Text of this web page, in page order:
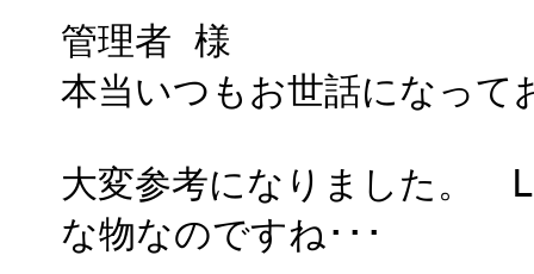
管理者 様
本当いつもお世話になって
大変参考になりました。
な物なのですね･･･